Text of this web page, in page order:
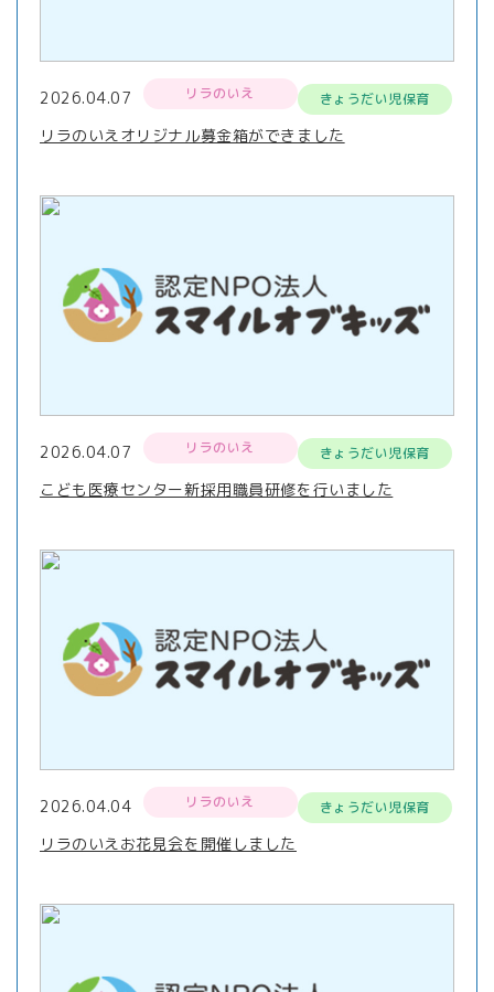
2026.04.07 リラのいえ きょうだい児保育
リラのいえオリジナル募金箱ができました
2026.04.07 リラのいえ きょうだい児保育
こども医療センター新採用職員研修を行いました
2026.04.04 リラのいえ きょうだい児保育
リラのいえお花見会を開催しました